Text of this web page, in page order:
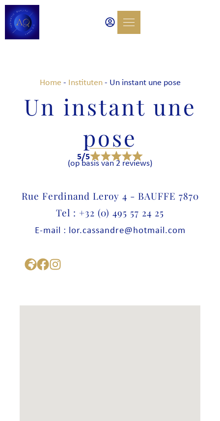
Home - Instituten- Un instant une pose
Un instant une
pose
5/5
(op basis van 2 reviews)
Rue Ferdinand Leroy 4 - BAUFFE 7870
Tel : +32 (0) 495 57 24 25
E-mail : lor.cassandre@hotmail.com